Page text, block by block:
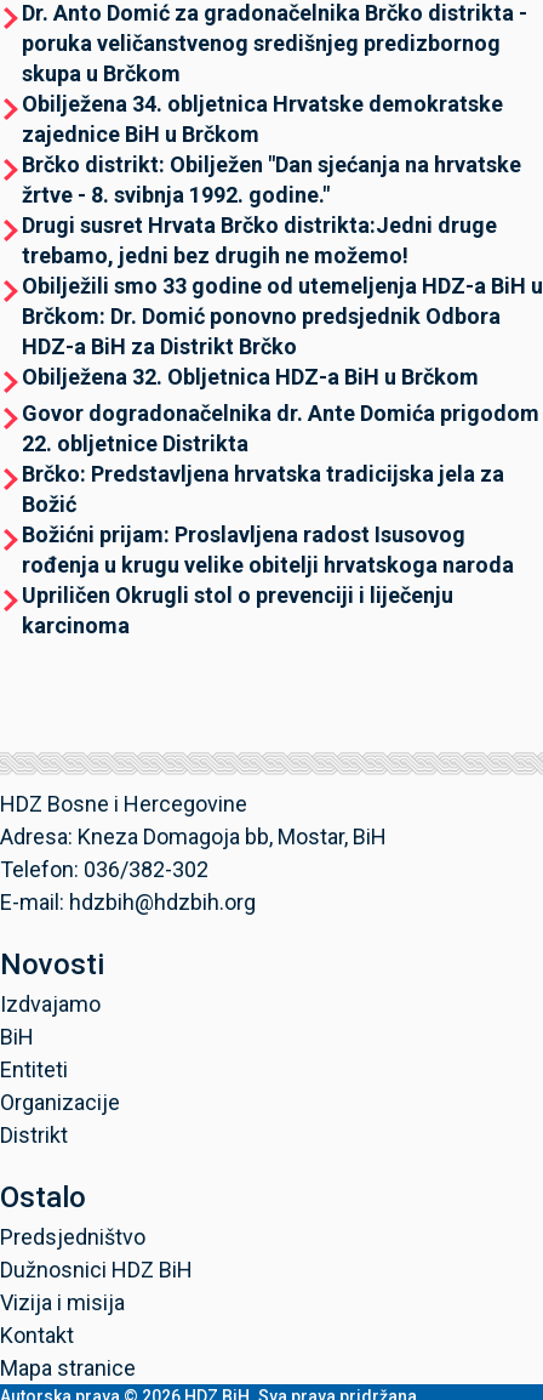
Dr. Anto Domić za gradonačelnika Brčko distrikta -
poruka veličanstvenog središnjeg predizbornog
skupa u Brčkom
Obilježena 34. obljetnica Hrvatske demokratske
zajednice BiH u Brčkom
Brčko distrikt: Obilježen "Dan sjećanja na hrvatske
žrtve - 8. svibnja 1992. godine."
Drugi susret Hrvata Brčko distrikta:Jedni druge
trebamo, jedni bez drugih ne možemo!
Obilježili smo 33 godine od utemeljenja HDZ-a BiH u
Brčkom: Dr. Domić ponovno predsjednik Odbora
HDZ-a BiH za Distrikt Brčko
Obilježena 32. Obljetnica HDZ-a BiH u Brčkom
Govor dogradonačelnika dr. Ante Domića prigodom
22. obljetnice Distrikta
Brčko: Predstavljena hrvatska tradicijska jela za
Božić
Božićni prijam: Proslavljena radost Isusovog
rođenja u krugu velike obitelji hrvatskoga naroda
Upriličen Okrugli stol o prevenciji i liječenju
karcinoma
HDZ Bosne i Hercegovine
Adresa: Kneza Domagoja bb, Mostar, BiH
Telefon: 036/382-302
E-mail: hdzbih@hdzbih.org
Novosti
Izdvajamo
BiH
Entiteti
Organizacije
Distrikt
Ostalo
Predsjedništvo
Dužnosnici HDZ BiH
Vizija i misija
Kontakt
Mapa stranice